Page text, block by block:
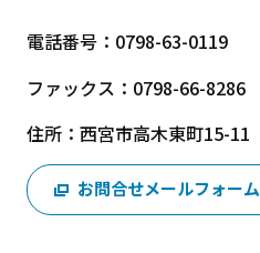
電話番号：0798-63-0119
ファックス：0798-66-8286
住所：西宮市高木東町15-11
お問合せメールフォーム